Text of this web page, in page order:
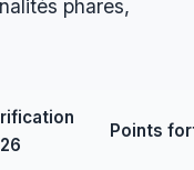
phares,
Points